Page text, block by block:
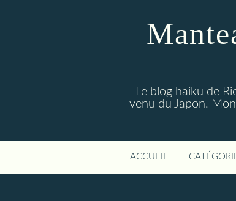
Le blog haiku de
venu du Japon.
ACCUEIL